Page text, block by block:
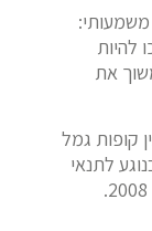
חל שינוי משמעותי:
להיות
את
קופות גמל
לתנאי